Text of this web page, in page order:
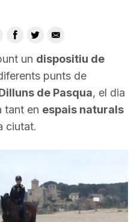
un dispositiu de
punts de
de Pasqua, el dia
tant en espais naturals
ciutat.